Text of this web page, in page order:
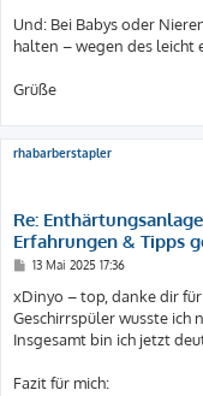
Und: Bei Babys oder
halten – wegen des leicht
Grüße
rhabarberstapler
Re:
Erfahrungen & Tipps
B
i
t
r
a
g
13 Mai 2025 17:36
xDinyo – top, danke dir
Geschirrspüler wusste ich
Insgesamt bin ich jetzt
Fazit für mich: